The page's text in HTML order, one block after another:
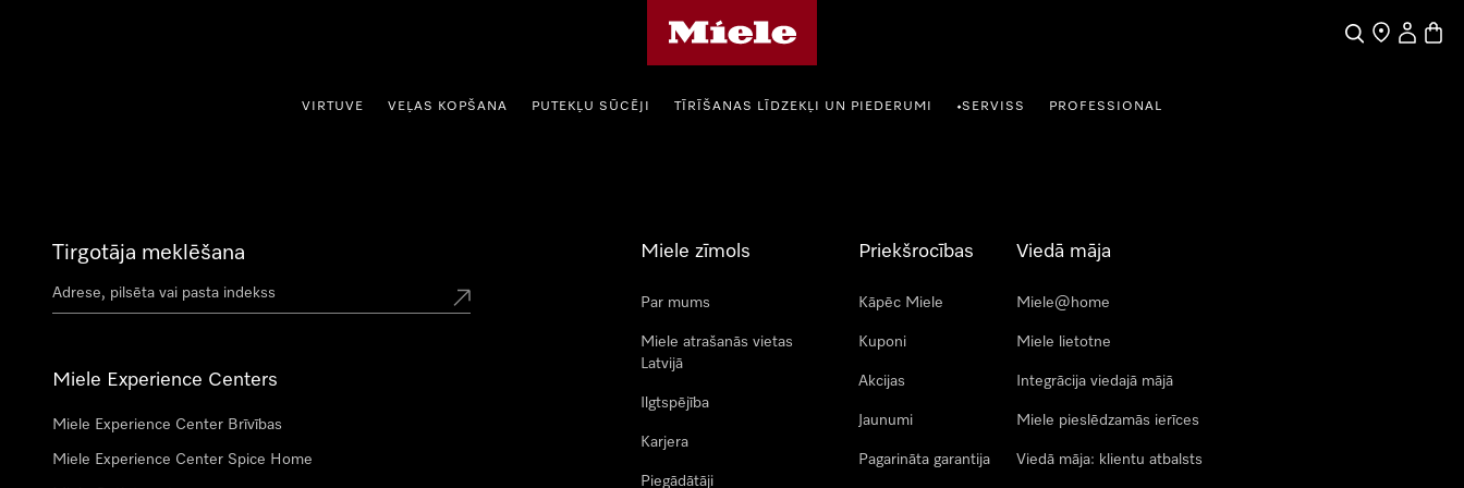
Meklēšana
TirgotājaLietotāja
VIRTUVE VEĻAS KOPŠANA PUTEKĻU SŪCĒJI TĪRĪŠANAS LĪDZEKĻI UN PIEDERUMI •SERVISS PROFESSIONAL
Tirgotāja meklēšana
Miele Experience Centers
Miele Experience Center Brīvības
Miele Experience Center Spice Home
Miele zīmols
Par mums
Miele atrašanās vietas
Latvijā
Ilgtspējība
Karjera
Piegādātāji
Priekšrocības
Kāpēc Miele
Kuponi
Akcijas
Jaunumi
Pagarināta garantija
Viedā māja
Miele@home
Miele lietotne
Integrācija viedajā mājā
Miele pieslēdzamās ierīces
Viedā māja: klientu atbalsts